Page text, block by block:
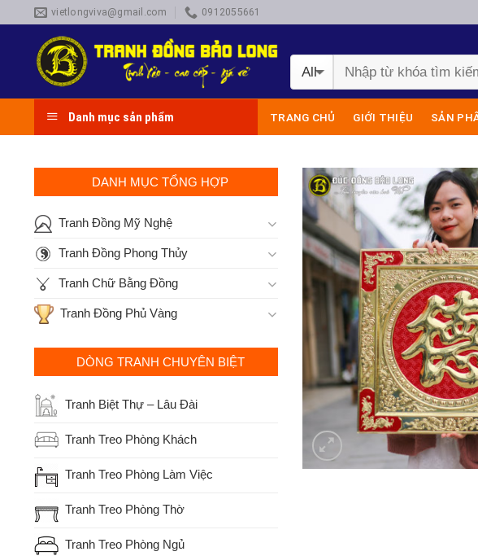
to
vietlongviva@gmail.com 0912055661
Danh mục sản phẩm TRANG CHỦ GIỚI THIỆU SẢN
DANH MỤC TỔNG HỢP
Tranh Đồng Mỹ Nghệ
Tranh Đồng Phong Thủy
Tranh Chữ Bằng Đồng
Tranh Đồng Phủ Vàng
DÒNG TRANH CHUYÊN BIỆT
Tranh Biệt Thự – Lâu Đài
Tranh Treo Phòng Khách
Tranh Treo Phòng Làm Việc
Tranh Treo Phòng Thờ
Tranh Treo Phòng Ngủ